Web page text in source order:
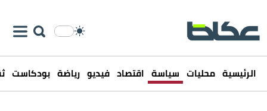
الرئيسية محليات سياسة اقتصاد فيديو رياضة بودكاست